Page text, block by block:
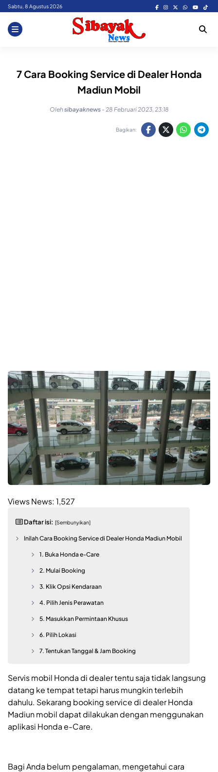
Skip
content
Sabtu, 8 Agustus 2026
7 Cara Booking Service di Dealer Honda
Madiun Mobil
Olehsibayaknews - 28 Februari 2023, 23:18
Bagikan:
Views News: 1,527
Daftar isi: [Sembunyikan]
Inilah Cara Booking Service di Dealer Honda Madiun Mobil
1. Buka Honda e-Care
2. Mulai Booking
3. Klik Opsi Kendaraan
4. Pilih Jenis Perawatan
5. Masukkan Permintaan Khusus
6. Pilih Lokasi
7. Tentukan Tanggal & Jam Booking
Servis mobil Honda di dealer tentu saja tidak langsung
datang ke tempat tetapi harus mungkin terlebih
dahulu. Sekarang booking service di dealer Honda
Madiun mobil dapat dilakukan dengan menggunakan
aplikasi Honda e-Care.
Bagi Anda belum pengalaman, mengetahui cara